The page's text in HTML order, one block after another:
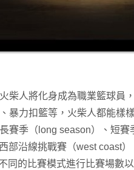
柴人將化身成為職業籃球員
暴力扣籃等，火柴人都能樣
賽季（long season）、短賽
部沿線挑戰賽（west coast
同的比賽模式進行比賽場數